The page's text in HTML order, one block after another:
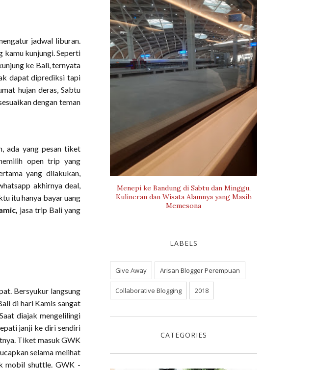
jadwal liburan.
kamu kunjungi. Seperti
ke Bali, ternyata
dapat diprediksi tapi
hujan deras, Sabtu
dengan teman
ada yang pesan tiket
open trip yang
yang dilakukan,
akhirnya deal,
itu hanya bayar uang
jasa trip Bali yang
Bersyukur langsung
di hari Kamis sangat
diajak mengelilingi
janji ke diri sendiri
Tiket masuk GWK
selama melihat
mobil shuttle. GWK -
Menepi ke Bandung di Sabtu dan Minggu,
Kulineran dan Wisata Alamnya yang Masih
Memesona
LABELS
Give Away Arisan Blogger Perempuan
Collaborative Blogging 2018
CATEGORIES